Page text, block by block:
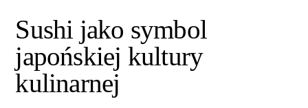
Sushi jako symbol
japońskiej kultury
kulinarnej